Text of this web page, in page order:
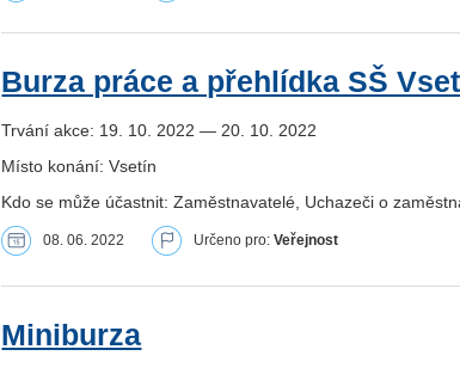
Burza práce a přehlídka SŠ
Trvání akce: 19. 10. 2022 — 20. 10. 2022
Místo konání: Vsetín
Kdo se může účastnit: Zaměstnavatelé, Uchazeči o
08. 06. 2022 Určeno pro:Veřejnost
Miniburza